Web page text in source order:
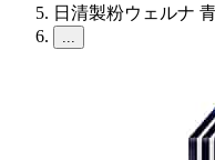
日清製粉ウェルナ
...